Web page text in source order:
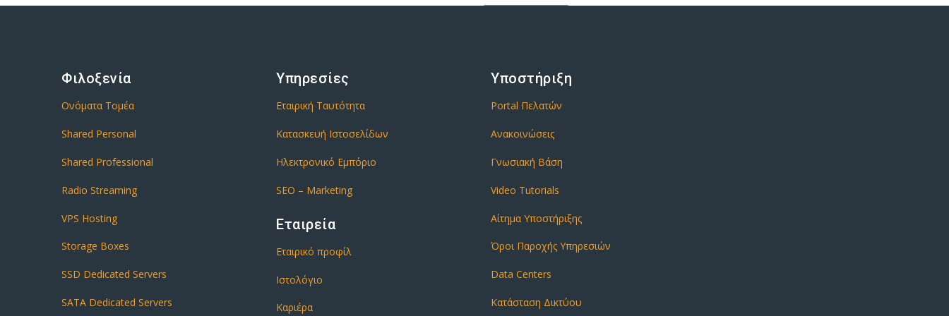
Φιλοξενία
Ονόματα Τομέα
Shared Personal
Shared Professional
Radio Streaming
VPS Hosting
Storage Boxes
SSD Dedicated Servers
SATA Dedicated Servers
Υπηρεσίες
Εταιρική Ταυτότητα
Κατασκευή Ιστοσελίδων
Ηλεκτρονικό Εμπόριο
SEO – Marketing
Εταιρεία
Εταιρικό προφίλ
Ιστολόγιο
Καριέρα
Υποστήριξη
Portal Πελατών
Ανακοινώσεις
Γνωσιακή Βάση
Video Tutorials
Αίτημα Υποστήριξης
Όροι Παροχής Υπηρεσιών
Data Centers
Κατάσταση Δικτύου